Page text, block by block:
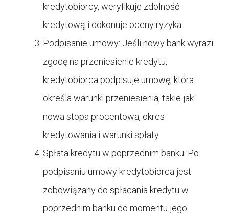
kredytobiorcy, weryfikuje zdolność
kredytową i dokonuje oceny ryzyka.
Podpisanie umowy: Jeśli nowy bank wyrazi
zgodę na przeniesienie kredytu,
kredytobiorca podpisuje umowę, która
określa warunki przeniesienia, takie jak
nowa stopa procentowa, okres
kredytowania i warunki spłaty.
Spłata kredytu w poprzednim banku: Po
podpisaniu umowy kredytobiorca jest
zobowiązany do spłacania kredytu w
poprzednim banku do momentu jego